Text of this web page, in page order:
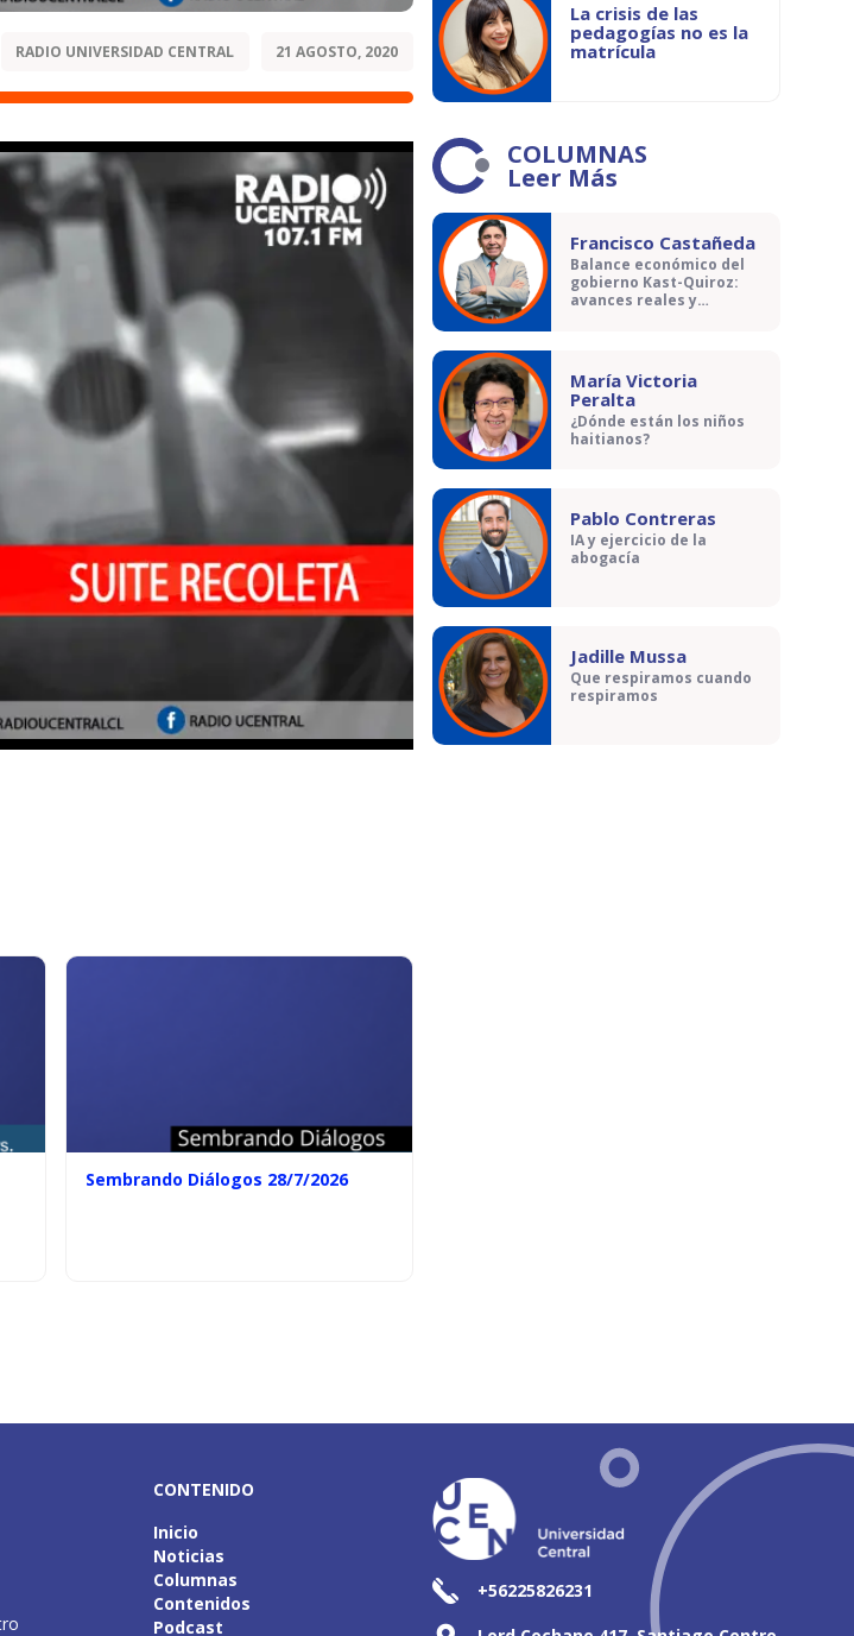
RADIO UNIVERSIDAD CENTRAL 21 AGOSTO, 2020
Sembrando Diálogos 28/7/2026
La crisis de las
pedagogías no es la
matrícula
COLUMNAS
Leer Más
Francisco Castañeda
Balance económico del
gobierno Kast-Quiroz:
avances reales y
María Victoria
Peralta
¿Dónde están los niños
haitianos?
Pablo Contreras
IA y ejercicio de la
abogacía
Jadille Mussa
Que respiramos cuando
respiramos
CONTENIDO
Inicio
Noticias
Columnas
Contenidos
Podcast
+56225826231